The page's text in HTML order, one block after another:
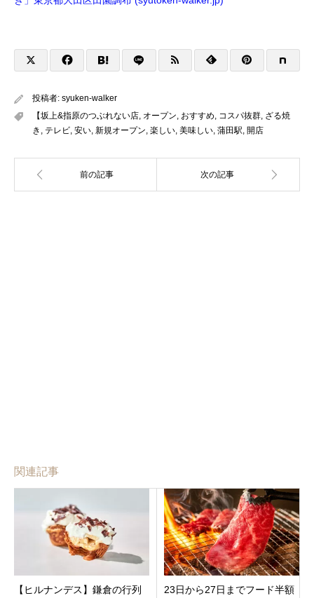
投稿者: syuken-walker
【坂上&指原のつぶれない店, オープン, おすすめ, コスパ抜群, ざる焼
き , テレビ, 安い, 新規オープン, 楽しい, 美味しい, 蒲田駅, 開店
関連記事
【ヒルナンデス】鎌倉の行列
23日から27日までフード半額